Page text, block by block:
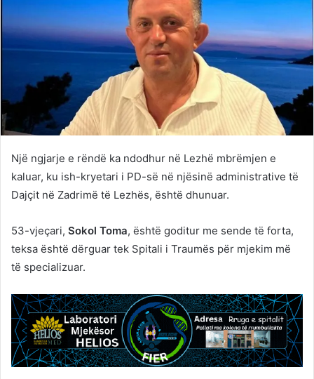
Një ngjarje e rëndë ka ndodhur në Lezhë mbrëmjen e
kaluar, ku ish-kryetari i PD-së në njësinë administrative të
Dajçit në Zadrimë të Lezhës, është dhunuar.
53-vjeçari, Sokol Toma, është goditur me sende të forta,
teksa është dërguar tek Spitali i Traumës për mjekim më
të specializuar.